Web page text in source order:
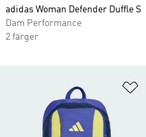
adidas Woman Defender Duffle S
Dam Performance
2 färger